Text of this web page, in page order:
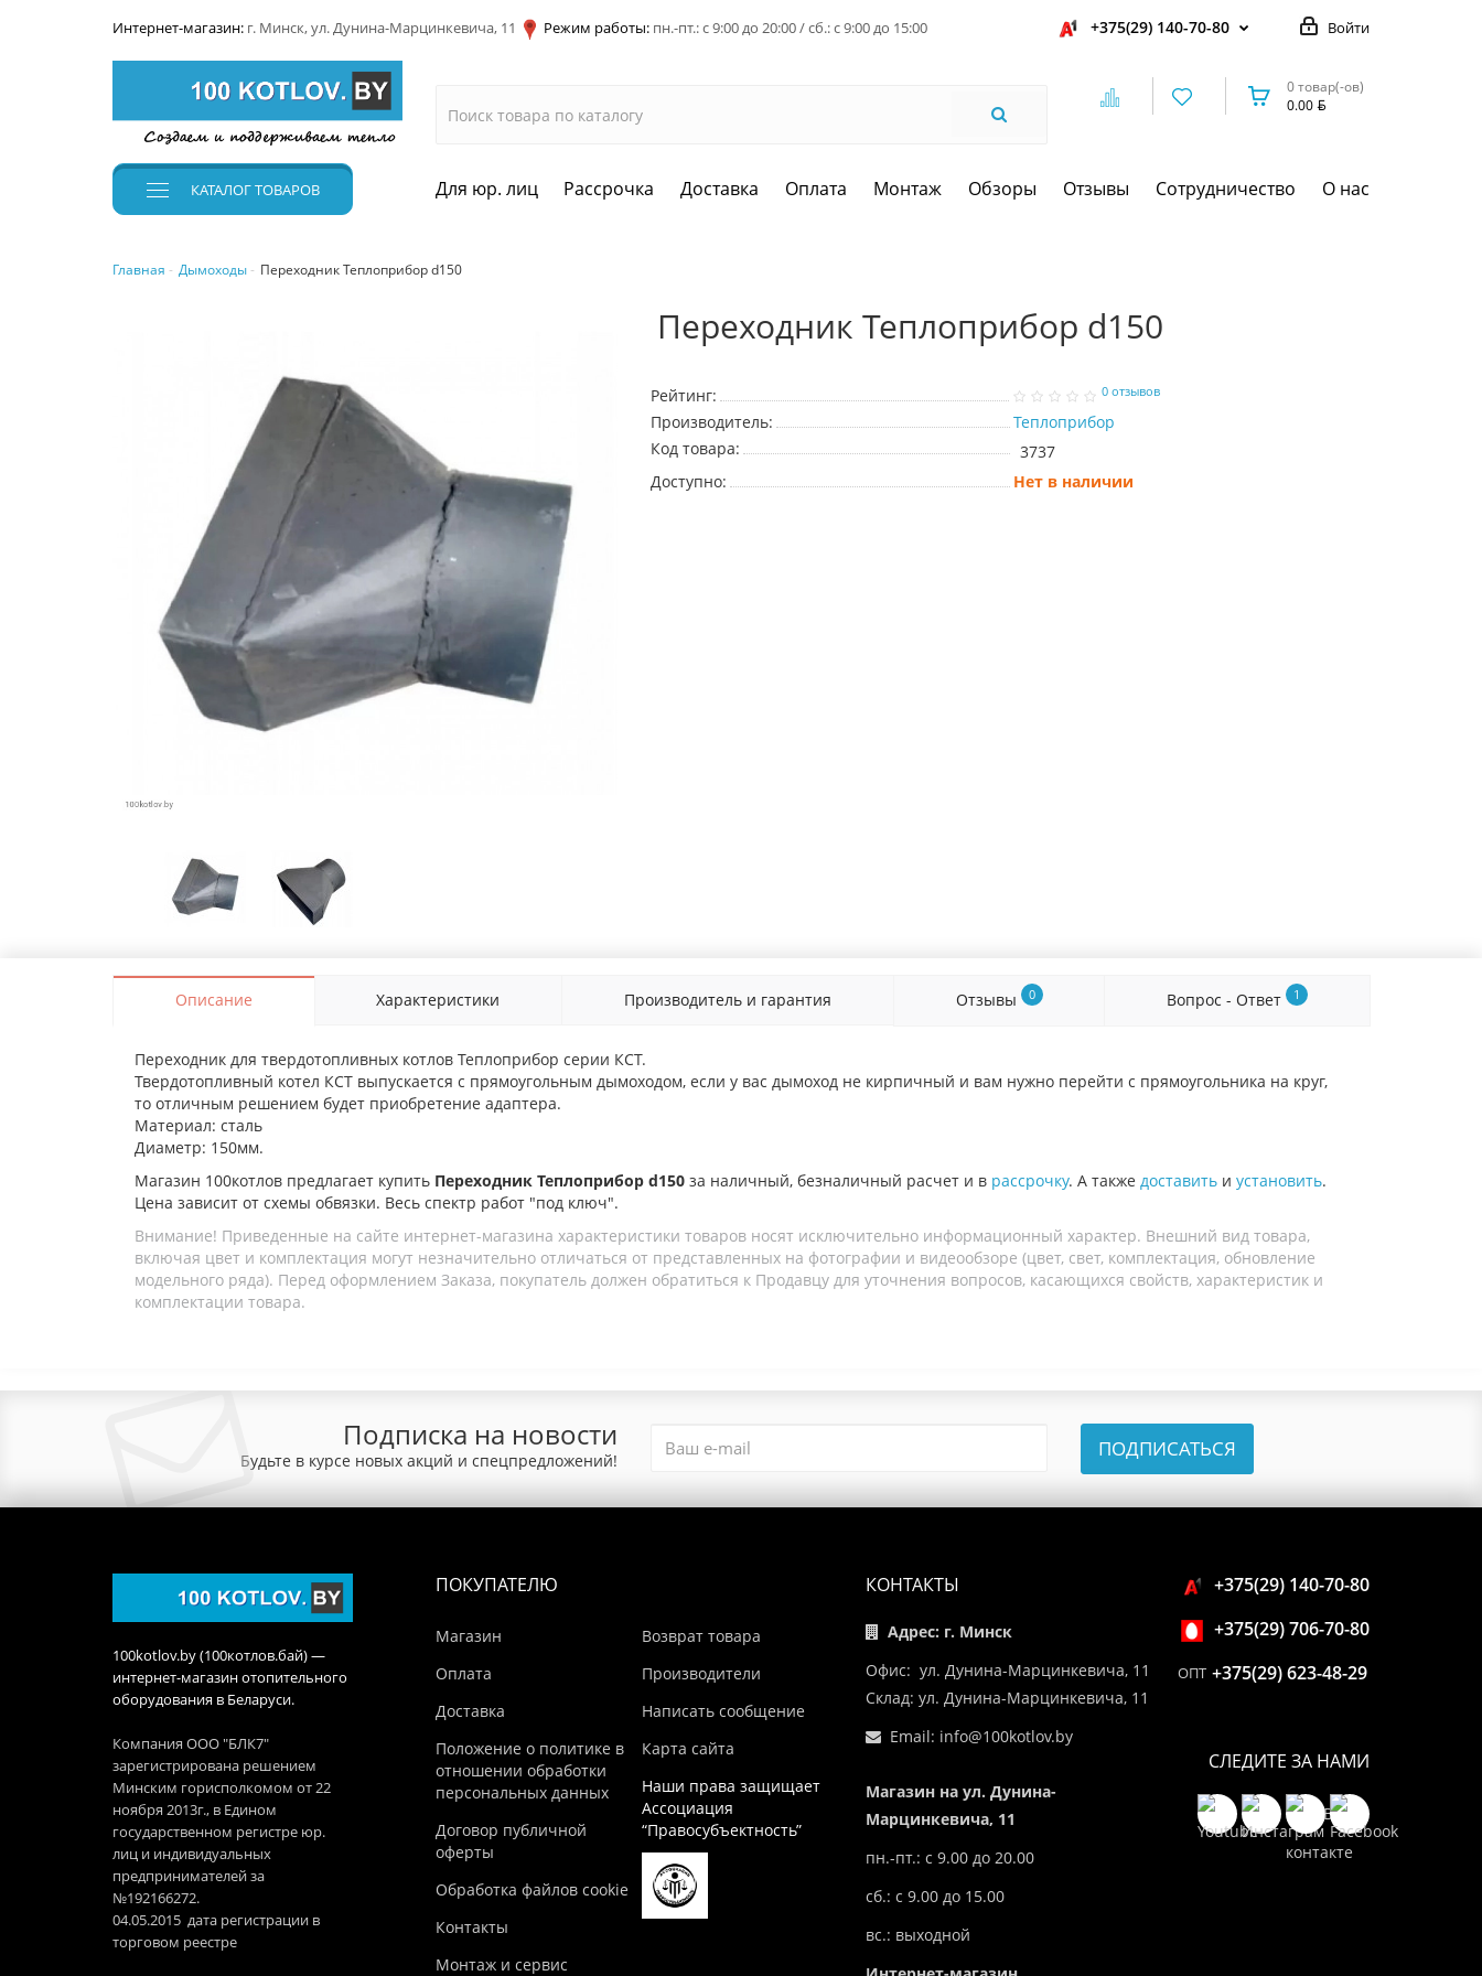
Интернет-магазин: г. Минск, ул. Дунина-Марцинкевича, 11 Режим работы: пн.-пт.: с 9:00 до 20:00 / сб.: с 9:00 до 15:00 Войти
+375(29) 140-70-80
0 товар(-ов)
0.00
КАТАЛОГТОВАРОВ Для юр. лиц Рассрочка Доставка Оплата Монтаж Обзоры Отзывы Сотрудничество О нас
Главная Дымоходы Переходник Теплоприбор d150
Переходник Теплоприбор d150
Рейтинг: 0 отзывов
Производитель:
Теплоприбор
Код товара:
3737
Доступно:
Нет в наличии
Описание Характеристики Производитель и гарантия Отзывы 0 Вопрос - Ответ 1
Переходник для твердотопливных котлов Теплоприбор серии КСТ.
Твердотопливный котел КСТ выпускается с прямоугольным дымоходом, если у вас дымоход не кирпичный и вам нужно перейти с прямоугольника на круг,
то отличным решением будет приобретение адаптера.
Материал: сталь
Диаметр: 150мм.
Магазин 100котлов предлагает купить Переходник Теплоприбор d150 за наличный, безналичный расчет и в рассрочку. А также доставить и установить.
Цена зависит от схемы обвязки. Весь спектр работ "под ключ".
Внимание! Приведенные на сайте интернет-магазина характеристики товаров носят исключительно информационный характер. Внешний вид товара,
включая цвет и комплектация могут незначительно отличаться от представленных на фотографии и видеообзоре (цвет, свет, комплектация, обновление
модельного ряда). Перед оформлением Заказа, покупатель должен обратиться к Продавцу для уточнения вопросов, касающихся свойств, характеристик и
комплектации товара.
Подписка на новости
Будьте в курсе новых акций и спецпредложений! ПОДПИСАТЬСЯ
100kotlov.by (100котлов.бай) —
интернет-магазин отопительного
оборудования в Беларуси.
Компания ООО "БЛК7"
зарегистрирована решением
Минским горисполкомом от 22
ноября 2013г., в Едином
государственном регистре юр.
лиц и индивидуальных
предпринимателей за
№192166272.
04.05.2015 дата регистрации в
торговом реестре
ПОКУПАТЕЛЮ
Магазин
Оплата
Доставка
Положение о политике в
отношении обработки
персональных данных
Договор публичной
оферты
Обработка файлов cookie
Контакты
Монтаж и сервис
Возврат товара
Производители
Написать сообщение
Карта сайта
Наши права защищает
Ассоциация
“Правосубъектность”
КОНТАКТЫ
Адрес: г. Минск
Офис: ул. Дунина-Марцинкевича, 11
Склад: ул. Дунина-Марцинкевича, 11
Email: info@100kotlov.by
Магазин на ул. Дунина-
Марцинкевича, 11
пн.-пт.: с 9.00 до 20.00
сб.: с 9.00 до 15.00
вс.: выходной
+375(29) 140-70-80
+375(29) 706-70-80
ОПТ +375(29) 623-48-29
СЛЕДИТЕ ЗА НАМИ